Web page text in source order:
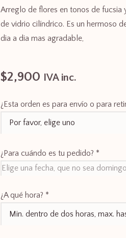
Arreglo de flores en tonos de
de vidrio cilíndrico. Es un hermoso
dia a dia mas agradable,
$2,900 IVA inc.
¿Esta orden es para envío o para
¿Para cuándo es tu pedido? *
¿A qué hora? *